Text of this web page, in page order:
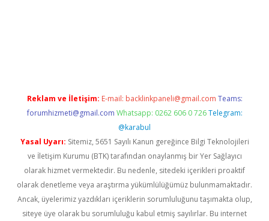
Reklam ve İletişim: E-mail: backlinkpaneli@gmail.com Teams:
forumhizmeti@gmail.com Whatsapp: 0262 606 0 726 Telegram:
@karabul
Yasal Uyarı: Sitemiz, 5651 Sayılı Kanun gereğince Bilgi Teknolojileri
ve İletişim Kurumu (BTK) tarafından onaylanmış bir Yer Sağlayıcı
olarak hizmet vermektedir. Bu nedenle, sitedeki içerikleri proaktif
olarak denetleme veya araştırma yükümlülüğümüz bulunmamaktadır.
Ancak, üyelerimiz yazdıkları içeriklerin sorumluluğunu taşımakta olup,
siteye üye olarak bu sorumluluğu kabul etmiş sayılırlar. Bu internet